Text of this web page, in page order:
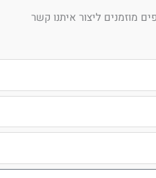
מוזמנים ליצור איתנו קשר